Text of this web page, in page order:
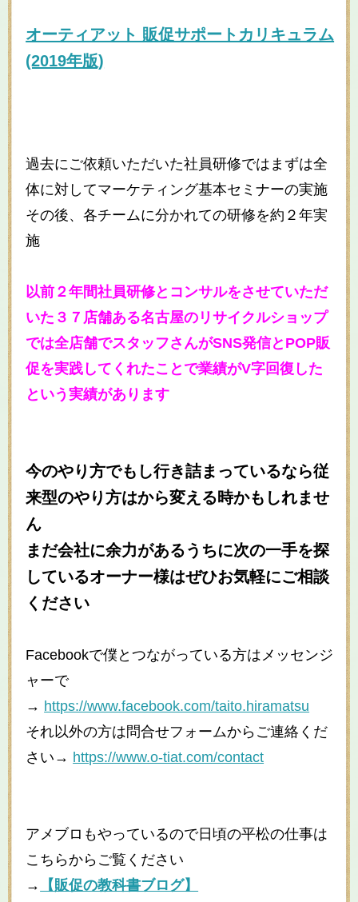
オーティアット 販促サポートカリキュラム
(2019年版)
過去にご依頼いただいた社員研修ではまずは全
体に対してマーケティング基本セミナーの実施
その後、各チームに分かれての研修を約２年実
施
以前２年間社員研修とコンサルをさせていただ
いた３７店舗ある名古屋のリサイクルショップ
では全店舗でスタッフさんがSNS発信とPOP販
促を実践してくれたことで業績がV字回復した
という実績があります
今のやり方でもし行き詰まっているなら従
来型のやり方はから変える時かもしれませ
ん
まだ会社に余力があるうちに次の一手を探
しているオーナー様はぜひお気軽にご相談
ください
Facebookで僕とつながっている方はメッセンジ
ャーで
→ https://www.facebook.com/taito.hiramatsu
それ以外の方は問合せフォームからご連絡くだ
さい → https://www.o-tiat.com/contact
アメブロもやっているので日頃の平松の仕事は
こちらからご覧ください
→
【販促の教科書ブログ】